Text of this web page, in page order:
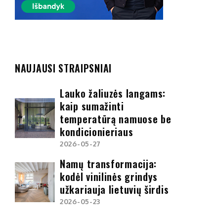
NAUJAUSI STRAIPSNIAI
Lauko žaliuzės langams:
kaip sumažinti
temperatūrą namuose be
kondicionieriaus
2026-05-27
Namų transformacija:
kodėl vinilinės grindys
užkariauja lietuvių širdis
2026-05-23